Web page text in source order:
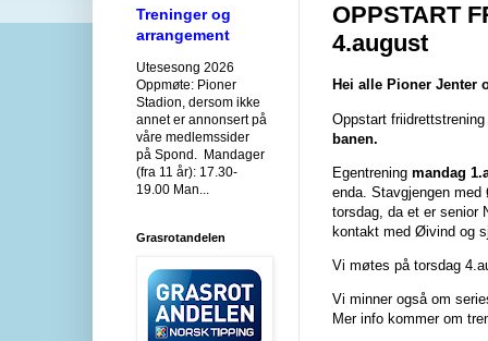
OPPSTART
4.august
Hei alle Pioner Jenter
Oppstart friidrettstrening
banen.
Egentrening mandag
enda. Stavgjengen
torsdag, da et er senior
kontakt med Øivind og
Vi møtes på torsdag
Vi minner også om
Mer info kommer om
Treninger og
arrangement
Utesesong 2026
Oppmøte: Pioner
Stadion, dersom ikke
annet er annonsert på
våre medlemssider
på Spond. Mandager
(fra 11 år): 17.30-
19.00 Man...
Grasrotandelen